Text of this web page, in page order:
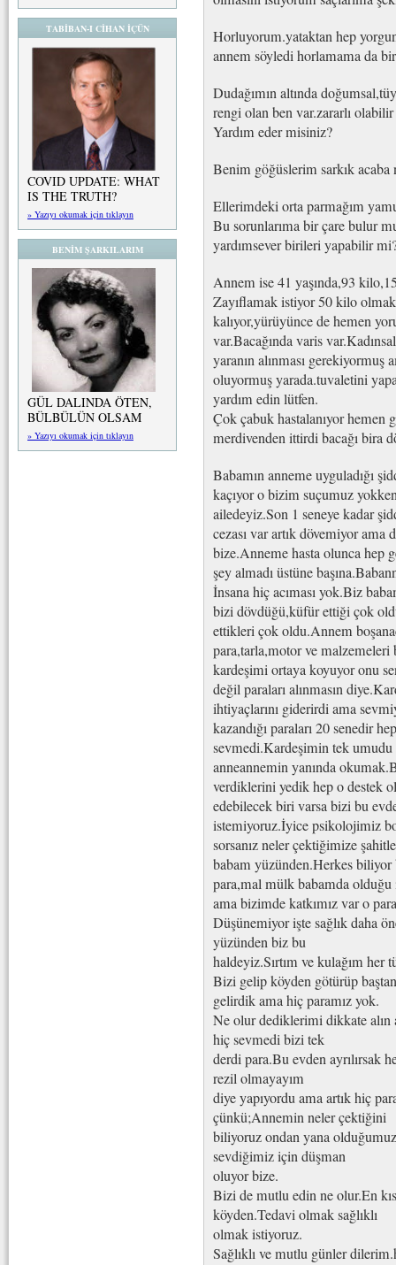
TABİBAN-I CİHAN İÇÜN
COVID UPDATE: WHAT
IS THE TRUTH?
» Yazıyı okumak için tıklayın
BENİM ŞARKILARIM
GÜL DALINDA ÖTEN,
BÜLBÜLÜN OLSAM
» Yazıyı okumak için tıklayın
Horluyorum.yataktan hep
annem söyledi horlamama da
Dudağımın altında
rengi olan ben var.zararlı
Yardım eder misiniz?
Benim göğüslerim sarkık
Ellerimdeki orta parmağım
Bu sorunlarıma bir çare bulur
yardımsever birileri yapabilir
Annem ise 41 yaşında,93
Zayıflamak istiyor 50 kilo
kalıyor,yürüyünce de hemen
var.Bacağında varis
yaranın alınması
oluyormuş yarada.tuvaletini
yardım edin lütfen.
Çok çabuk hastalanıyor hemen
merdivenden ittirdi bacağı bira
Babamın anneme uyguladığı
kaçıyor o bizim suçumuz
ailedeyiz.Son 1 seneye kadar
cezası var artık dövemiyor
bize.Anneme hasta olunca hep
şey almadı üstüne
İnsana hiç acıması yok.Biz
bizi dövdüğü,küfür ettiği çok
ettikleri çok oldu.Annem
para,tarla,motor ve malzemeleri
kardeşimi ortaya koyuyor onu
değil paraları alınmasın
ihtiyaçlarını giderirdi ama
kazandığı paraları 20 senedir
sevmedi.Kardeşimin tek
anneannemin yanında
verdiklerini yedik hep o destek
edebilecek biri varsa bizi bu
istemiyoruz.İyice psikolojimiz
sorsanız neler çektiğimize
babam yüzünden.Herkes biliyor
para,mal mülk babamda olduğu
ama bizimde katkımız var o
Düşünemiyor işte sağlık daha
yüzünden biz bu
haldeyiz.Sırtım ve kulağım
Bizi gelip köyden götürüp
gelirdik ama hiç paramız yok.
Ne olur dediklerimi dikkate alın
hiç sevmedi bizi tek
derdi para.Bu evden ayrılırsak
rezil olmayayım
diye yapıyordu ama artık hiç
çünkü;Annemin neler çektiğini
biliyoruz ondan yana
sevdiğimiz için düşman
oluyor bize.
Bizi de mutlu edin ne olur.En
köyden.Tedavi olmak sağlıklı
olmak istiyoruz.
Sağlıklı ve mutlu günler